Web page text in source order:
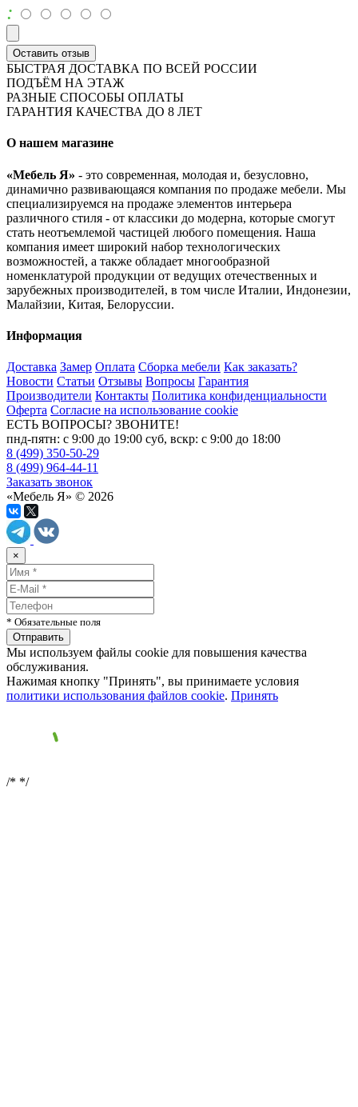
:
Оставить отзыв
БЫСТРАЯ ДОСТАВКА ПО ВСЕЙ РОССИИ
ПОДЪЁМ НА ЭТАЖ
РАЗНЫЕ СПОСОБЫ ОПЛАТЫ
ГАРАНТИЯ КАЧЕСТВА ДО 8 ЛЕТ
О нашем магазине
«Мебель Я» - это современная, молодая и, безусловно,
динамично развивающаяся компания по продаже мебели. Мы
специализируемся на продаже элементов интерьера
различного стиля - от классики до модерна, которые смогут
стать неотъемлемой частицей любого помещения. Наша
компания имеет широкий набор технологических
возможностей, а также обладает многообразной
номенклатурой продукции от ведущих отечественных и
зарубежных производителей, в том числе Италии, Индонезии,
Малайзии, Китая, Белоруссии.
Информация
Доставка Замер Оплата Сборка мебели Как заказать?
Новости Статьи Отзывы Вопросы Гарантия
Производители Контакты Политика конфиденциальности
Оферта Согласие на использование cookie
ЕСТЬ ВОПРОСЫ? ЗВОНИТЕ!
пнд-пятн: с 9:00 до 19:00 суб, вскр: с 9:00 до 18:00
8 (499) 350-50-29
8 (499) 964-44-11
Заказать звонок
«Мебель Я» © 2026
×
* Обязательные поля
Мы используем файлы cookie для повышения качества
обслуживания.
Нажимая кнопку "Принять", вы принимаете условия
политики использования файлов cookie. Принять
/* */